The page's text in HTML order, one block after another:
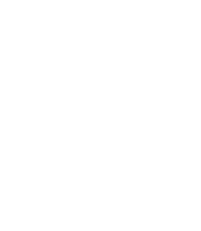
Путешественник из
Переговоры между
профсоюзами